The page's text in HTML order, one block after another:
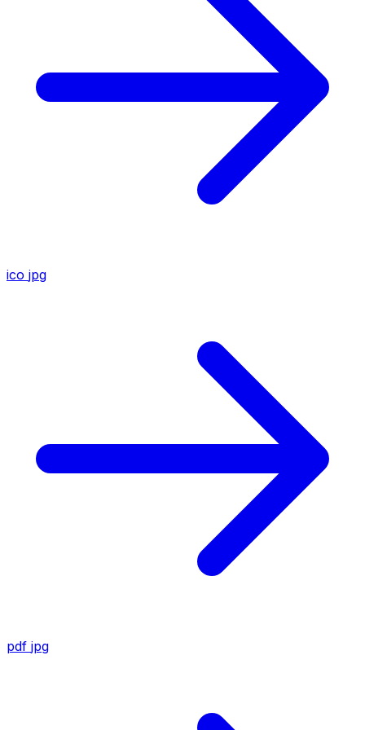
ico jpg
pdf jpg